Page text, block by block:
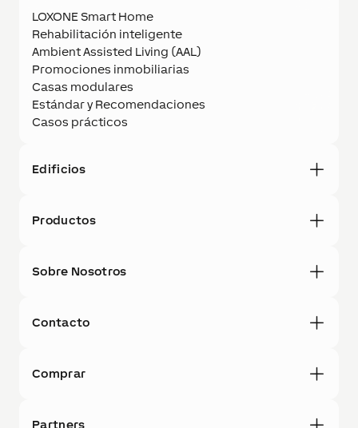
LOXONE Smart Home
Rehabilitación inteligente
Ambient Assisted Living (AAL)
Promociones inmobiliarias
Casas modulares
Estándar y Recomendaciones
Casos prácticos
Edificios
Productos
Sobre Nosotros
Contacto
Comprar
Partners